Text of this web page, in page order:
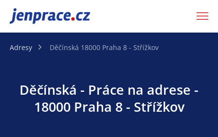
JenPráce.cz
Adresy Děčínská 18000 Praha 8 - Střížkov
Děčínská - Práce na adrese -
18000 Praha 8 - Střížkov